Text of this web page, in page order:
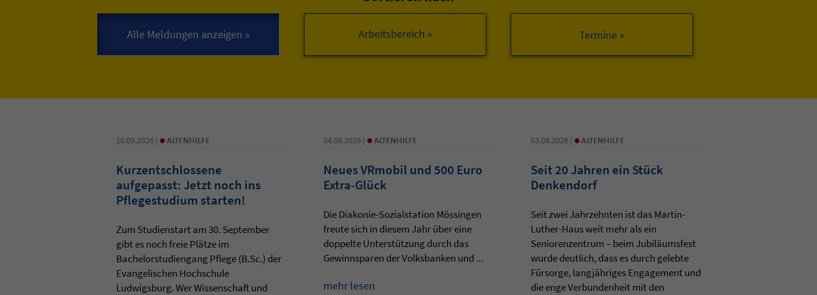
Arbeitsbereich »
10.09.2026 | • ALTENHILFE
Kurzentschlossene
aufgepasst: Jetzt noch ins
Pflegestudium starten!
Zum Studienstart am 30. September
gibt es noch freie Plätze im
Bachelorstudiengang Pflege (B.Sc.) der
Evangelischen Hochschule
Ludwigsburg. Wer Wissenschaft und
04.08.2026 | • ALTENHILFE
Neues VRmobil und 500 Euro
Extra-Glück
Die Diakonie-Sozialstation Mössingen
freute sich in diesem Jahr über eine
doppelte Unterstützung durch das
Gewinnsparen der Volksbanken und ...
mehr lesen
03.08.2026 | • ALTENHILFE
Seit 20 Jahren ein Stück
Denkendorf
Seit zwei Jahrzehnten ist das Martin-
Luther-Haus weit mehr als ein
Seniorenzentrum – beim Jubiläumsfest
wurde deutlich, dass es durch gelebte
Fürsorge, langjähriges Engagement und
die enge Verbundenheit mit den